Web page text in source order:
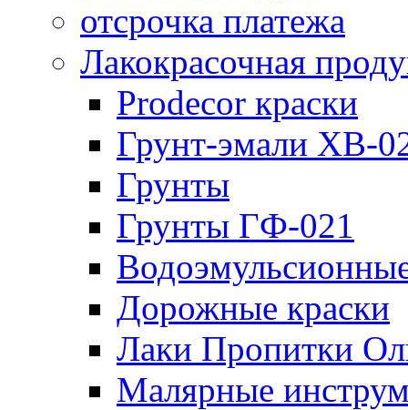
отсрочка платежа
Лакокрасочная
Prodecor краски
Грунт-эмали ХВ-
Грунты
Грунты ГФ-021
Дорожные краски
Лаки Пропитки
Малярные